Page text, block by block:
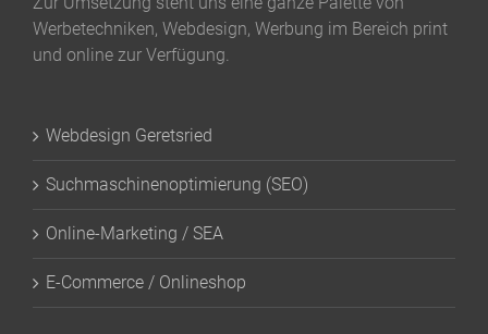
Werbetechniken, Webdesign, Werbung im Bereich print
und online zur Verfügung.
Webdesign Geretsried
Suchmaschinenoptimierung (SEO)
Online-Marketing / SEA
E-Commerce / Onlineshop